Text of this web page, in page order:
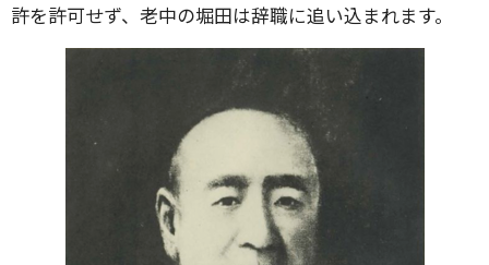
許を許可せず、老中の堀田は辞職に追い込まれます。